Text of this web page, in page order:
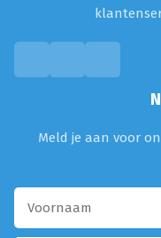
Meld je aan voor